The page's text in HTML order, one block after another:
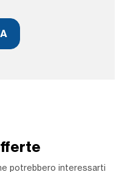
potrebbero interessarti